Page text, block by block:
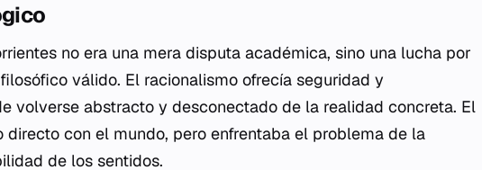
no era una mera disputa académica, sino una lucha por
válido. El racionalismo ofrecía seguridad y
volverse abstracto y desconectado de la realidad concreta. El
con el mundo, pero enfrentaba el problema de la
de los sentidos.